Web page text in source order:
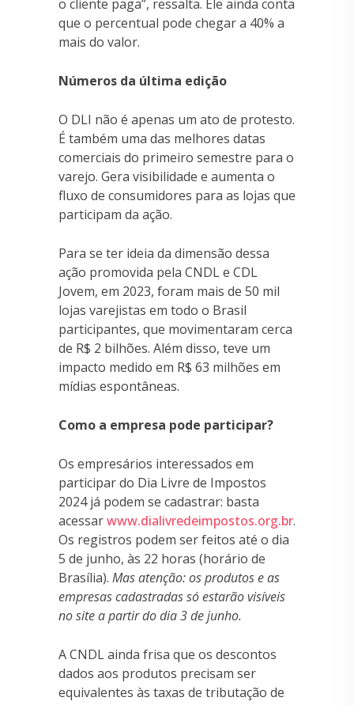
o cliente paga”, ressalta. Ele ainda conta
que o percentual pode chegar a 40% a
mais do valor.
Números da última edição
O DLI não é apenas um ato de protesto.
É também uma das melhores datas
comerciais do primeiro semestre para o
varejo. Gera visibilidade e aumenta o
fluxo de consumidores para as lojas que
participam da ação.
Para se ter ideia da dimensão dessa
ação promovida pela CNDL e CDL
Jovem, em 2023, foram mais de 50 mil
lojas varejistas em todo o Brasil
participantes, que movimentaram cerca
de R$ 2 bilhões. Além disso, teve um
impacto medido em R$ 63 milhões em
mídias espontâneas.
Como a empresa pode participar?
Os empresários interessados em
participar do Dia Livre de Impostos
2024 já podem se cadastrar: basta
acessarwww.dialivredeimpostos.org.br.
Os registros podem ser feitos até o dia
5 de junho, às 22 horas (horário de
Brasília). Mas atenção: os produtos e as
empresas cadastradas só estarão visíveis
no site a partir do dia 3 de junho.
A CNDL ainda frisa que os descontos
dados aos produtos precisam ser
equivalentes às taxas de tributação de